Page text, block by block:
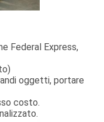
Federal Express,
oggetti, portare
costo.